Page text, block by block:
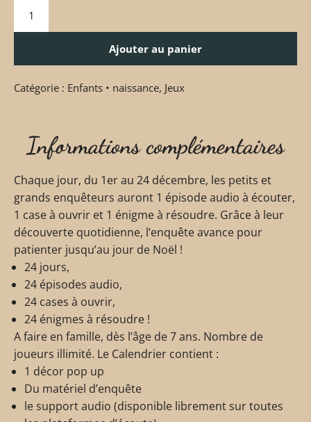
Ajouter au panier
Catégorie : Enfants • naissance, Jeux
Informations complémentaires
Chaque jour, du 1er au 24 décembre, les petits et
grands enquêteurs auront 1 épisode audio à écouter,
1 case à ouvrir et 1 énigme à résoudre. Grâce à leur
découverte quotidienne, l’enquête avance pour
patienter jusqu’au jour de Noël !
24 jours,
24 épisodes audio,
24 cases à ouvrir,
24 énigmes à résoudre !
A faire en famille, dès l’âge de 7 ans. Nombre de
joueurs illimité. Le Calendrier contient :
1 décor pop up
Du matériel d’enquête
le support audio (disponible librement sur toutes